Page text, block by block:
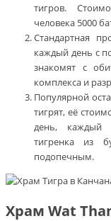
тигров.
человека 5000
Стандартная
каждый день с
знакомят с
комплекса и
Популярной
тигрят, её
день, каждый
тигренка из
подопечным.
Храм Wat